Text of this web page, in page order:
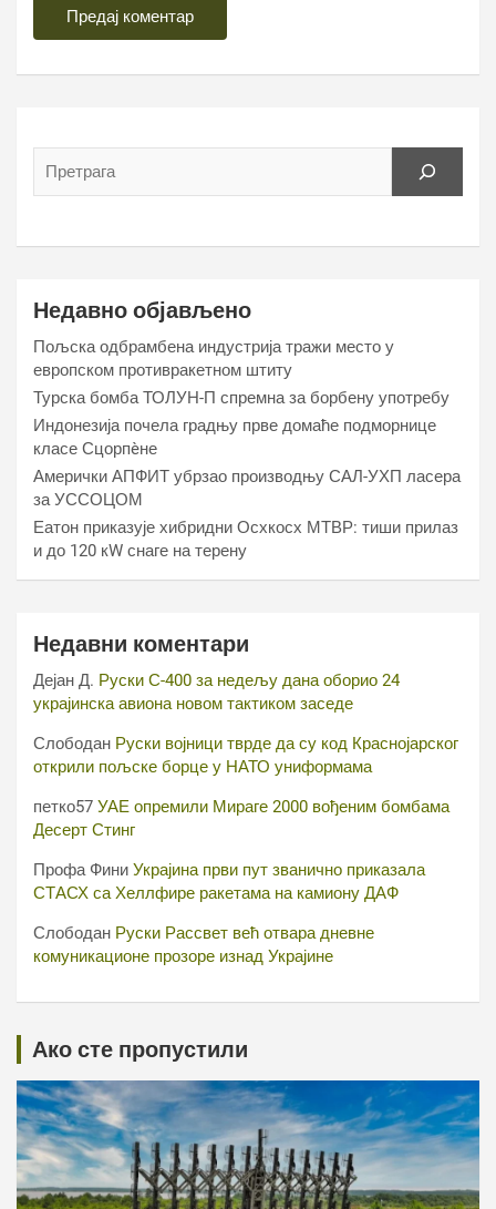
Недавно објављено
Пољска одбрамбена индустрија тражи место у
европском противракетном штиту
Турска бомба ТОЛУН-П спремна за борбену употребу
Индонезија почела градњу прве домаће подморнице
класе Сцорпèне
Амерички АПФИТ убрзао производњу САЛ-УХП ласера
за УССОЦОМ
Еатон приказује хибридни Осхкосх МТВР: тиши прилаз
и до 120 кW снаге на терену
Недавни коментари
Дејан Д. Руски С-400 за недељу дана оборио 24
украјинска авиона новом тактиком заседе
Слободан Руски војници тврде да су код Краснојарског
открили пољске борце у НАТО униформама
петко57 УАЕ опремили Мираге 2000 вођеним бомбама
Десерт Стинг
Профа Фини Украјина први пут званично приказала
СТАСХ са Хеллфире ракетама на камиону ДАФ
Слободан Руски Рассвет већ отвара дневне
комуникационе прозоре изнад Украјине
Ако сте пропустили